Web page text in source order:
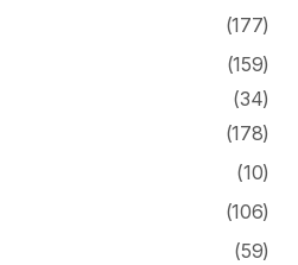
(177)
(159)
(34)
(178)
(10)
(106)
(59)